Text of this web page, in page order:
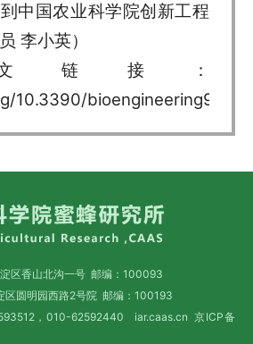
中国农业科学院创新工程
李小英）
链接：
10.3390/
区香山北沟一号 邮编：100093
明园西路2号院 邮编：100193
，010-62592440 iar.caas.cn 京ICP备